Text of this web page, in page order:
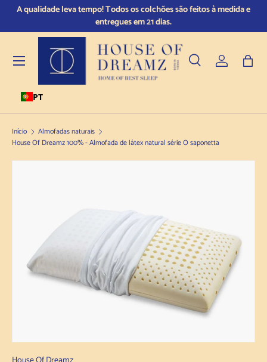
Saltar para o conteúdo
A qualidade leva tempo! Todos os colchões são feitos à medida e
entregues em 21 dias.
PT
Pesquisar
Tipo de produto
PesquisarIniciar Saco
Menu
Início
Almofadas naturais
House Of Dreamz 100% - Almofada de látex natural série O saponetta